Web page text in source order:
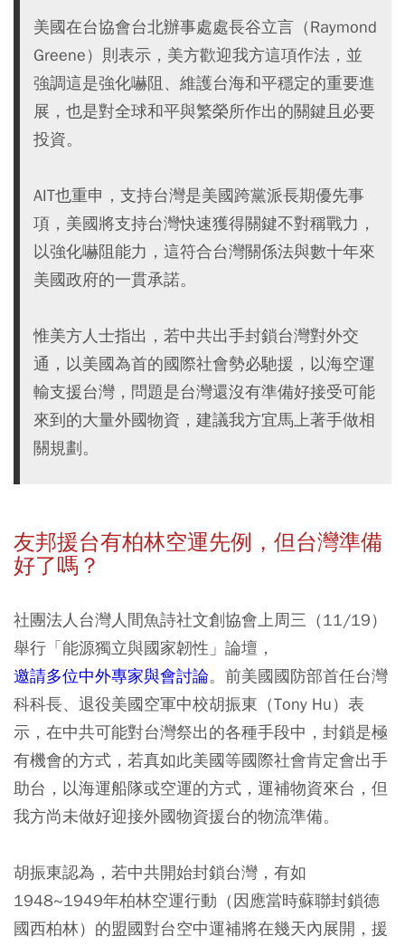
美國在台協會台北辦事處處長谷立言（Raymond
Greene）則表示，美方歡迎我方這項作法，並
強調這是強化嚇阻、維護台海和平穩定的重要進
展，也是對全球和平與繁榮所作出的關鍵且必要
投資。
AIT也重申，支持台灣是美國跨黨派長期優先事
項，美國將支持台灣快速獲得關鍵不對稱戰力，
以強化嚇阻能力，這符合台灣關係法與數十年來
美國政府的一貫承諾。
惟美方人士指出，若中共出手封鎖台灣對外交
通，以美國為首的國際社會勢必馳援，以海空運
輸支援台灣，問題是台灣還沒有準備好接受可能
來到的大量外國物資，建議我方宜馬上著手做相
關規劃。
友邦援台有柏林空運先例，但台灣準備
好了嗎？
社團法人台灣人間魚詩社文創協會上周三（11/19）
舉行「能源獨立與國家韌性」論壇，
邀請多位中外專家與會討論。前美國國防部首任台灣
科科長、退役美國空軍中校胡振東（Tony Hu）表
示，在中共可能對台灣祭出的各種手段中，封鎖是極
有機會的方式，若真如此美國等國際社會肯定會出手
助台，以海運船隊或空運的方式，運補物資來台，但
我方尚未做好迎接外國物資援台的物流準備。
胡振東認為，若中共開始封鎖台灣，有如
1948~1949年柏林空運行動（因應當時蘇聯封鎖德
國西柏林）的盟國對台空中運補將在幾天內展開，援